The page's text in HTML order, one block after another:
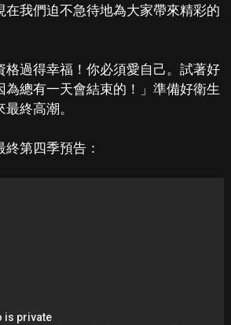
在我們迫不急待地為大家帶來精彩的
格過得幸福！你必須愛自己。試著好
為總有一天會結束的！」準備好衛生
終高潮。
第四季預告：